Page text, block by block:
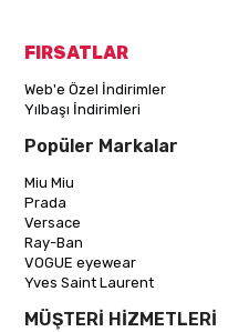
FIRSATLAR
Web'e Özel İndirimler
Yılbaşı İndirimleri
Popüler Markalar
Miu Miu
Prada
Versace
Ray-Ban
VOGUE eyewear
Yves Saint Laurent
MÜŞTERİ HİZMETLERİ